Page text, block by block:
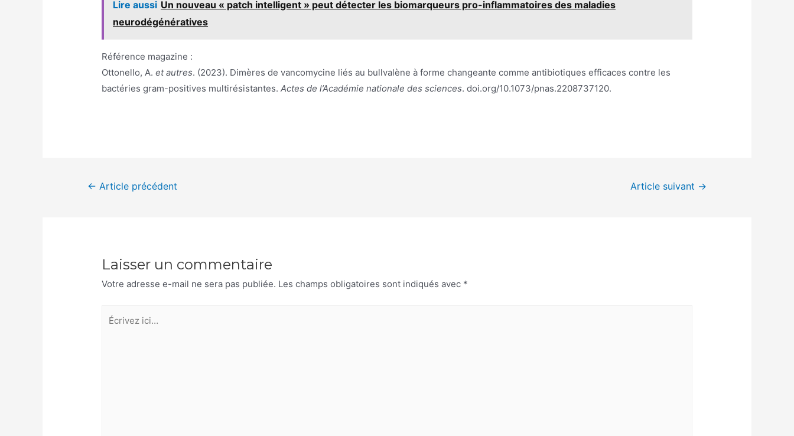
Lire aussi Un nouveau « patch intelligent » peut détecter les biomarqueurs pro-inflammatoires des maladies
neurodégénératives
Référence magazine :
Ottonello, A.et autres. (2023). Dimères de vancomycine liés au bullvalène à forme changeante comme antibiotiques efficaces contre les
bactéries gram-positives multirésistantes.Actes de l’Académie nationale des sciences. doi.org/10.1073/pnas.2208737120.
Navigation
← Article précédent Article suivant →
Laisser un commentaire
Votre adresse e-mail ne sera pas publiée. Les champs obligatoires sont indiqués avec *
Écrivez